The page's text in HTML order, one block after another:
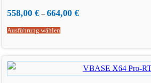
558,00 € – 664,00 €
Ausführung wählen